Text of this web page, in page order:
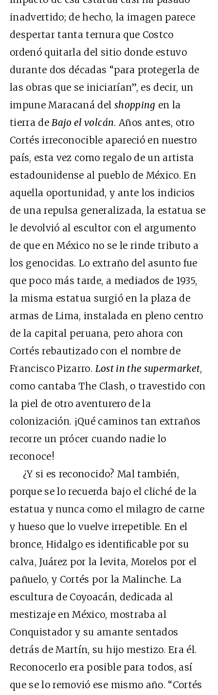
inadvertido; de hecho, la imagen parece
despertar tanta ternura que Costco
ordenó quitarla del sitio donde estuvo
durante dos décadas “para protegerla de
las obras que se iniciarían”, es decir, un
impune Maracaná del shopping en la
tierra deBajo el volcán. Años antes, otro
Cortés irreconocible apareció en nuestro
país, esta vez como regalo de un artista
estadounidense al pueblo de México. En
aquella oportunidad, y ante los indicios
de una repulsa generalizada, la estatua se
le devolvió al escultor con el argumento
de que en México no se le rinde tributo a
los genocidas. Lo extraño del asunto fue
que poco más tarde, a mediados de 1935,
la misma estatua surgió en la plaza de
armas de Lima, instalada en pleno centro
de la capital peruana, pero ahora con
Cortés rebautizado con el nombre de
Francisco Pizarro. Lost in the supermarket,
como cantaba The Clash, o travestido con
la piel de otro aventurero de la
colonización. ¡Qué caminos tan extraños
recorre un prócer cuando nadie lo
reconoce!
¿Y si es reconocido? Mal también,
porque se lo recuerda bajo el cliché de la
estatua y nunca como el milagro de carne
y hueso que lo vuelve irrepetible. En el
bronce, Hidalgo es identificable por su
calva, Juárez por la levita, Morelos por el
pañuelo, y Cortés por la Malinche. La
escultura de Coyoacán, dedicada al
mestizaje en México, mostraba al
Conquistador y su amante sentados
detrás de Martín, su hijo mestizo. Era él.
Reconocerlo era posible para todos, así
que se lo removió ese mismo año. “Cortés